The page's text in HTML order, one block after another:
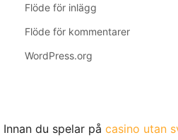
Flöde för inlägg
Flöde för kommentarer
WordPress.org
Innan du spelar på casino utan